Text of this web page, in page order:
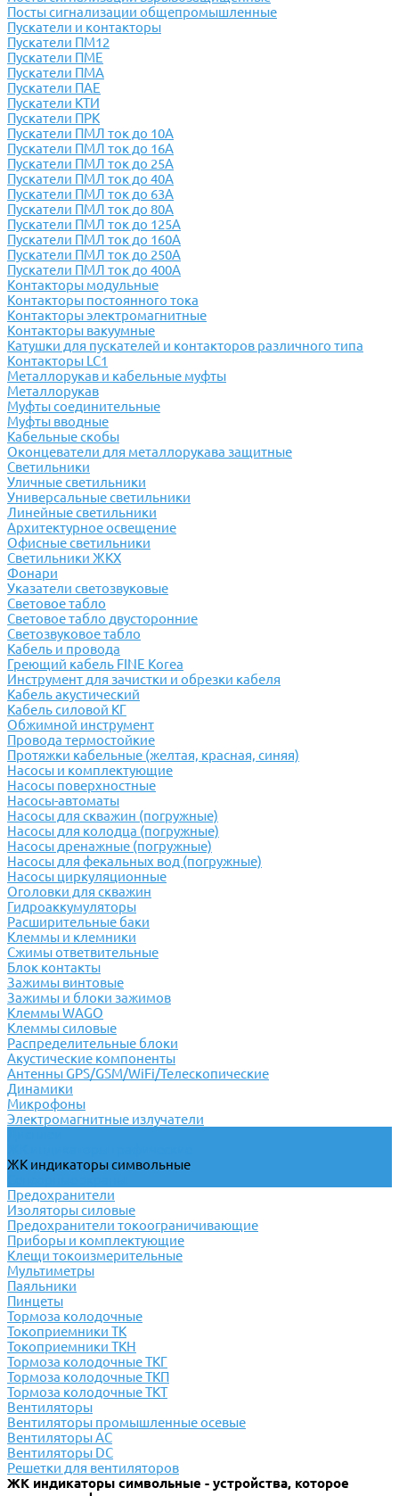
Посты сигнализации общепромышленные
Пускатели и контакторы
Пускатели ПМ12
Пускатели ПМЕ
Пускатели ПМА
Пускатели ПАЕ
Пускатели КТИ
Пускатели ПРК
Пускатели ПМЛ ток до 10А
Пускатели ПМЛ ток до 16А
Пускатели ПМЛ ток до 25А
Пускатели ПМЛ ток до 40А
Пускатели ПМЛ ток до 63А
Пускатели ПМЛ ток до 80А
Пускатели ПМЛ ток до 125А
Пускатели ПМЛ ток до 160А
Пускатели ПМЛ ток до 250А
Пускатели ПМЛ ток до 400А
Контакторы модульные
Контакторы постоянного тока
Контакторы электромагнитные
Контакторы вакуумные
Катушки для пускателей и контакторов различного типа
Контакторы LC1
Металлорукав и кабельные муфты
Металлорукав
Муфты соединительные
Муфты вводные
Кабельные скобы
Оконцеватели для металлорукава защитные
Светильники
Уличные светильники
Универсальные светильники
Линейные светильники
Архитектурное освещение
Офисные светильники
Светильники ЖКХ
Фонари
Указатели светозвуковые
Световое табло
Световое табло двусторонние
Светозвуковое табло
Кабель и провода
Греющий кабель FINE Korea
Инструмент для зачистки и обрезки кабеля
Кабель акустический
Кабель силовой КГ
Обжимной инструмент
Провода термостойкие
Протяжки кабельные (желтая, красная, синяя)
Насосы и комплектующие
Насосы поверхностные
Насосы-автоматы
Насосы для скважин (погружные)
Насосы для колодца (погружные)
Насосы дренажные (погружные)
Насосы для фекальных вод (погружные)
Насосы циркуляционные
Оголовки для скважин
Гидроаккумуляторы
Расширительные баки
Клеммы и клемники
Cжимы ответвительные
Блок контакты
Зажимы винтовые
Зажимы и блоки зажимов
Клеммы WAGO
Клеммы силовые
Распределительные блоки
Акустические компоненты
Антенны GPS/GSM/WiFi/Телескопические
Динамики
Микрофоны
Электромагнитные излучатели
ЖК индикаторы символьные
Предохранители
Изоляторы силовые
Предохранители токоограничивающие
Приборы и комплектующие
Клещи токоизмерительные
Мультиметры
Паяльники
Пинцеты
Тормоза колодочные
Токоприемники ТК
Токоприемники ТКН
Тормоза колодочные ТКГ
Тормоза колодочные ТКП
Тормоза колодочные ТКТ
Вентиляторы
Вентиляторы промышленные осевые
Вентиляторы АС
Вентиляторы DC
Решетки для вентиляторов
ЖК индикаторы символьные - устройства, которое